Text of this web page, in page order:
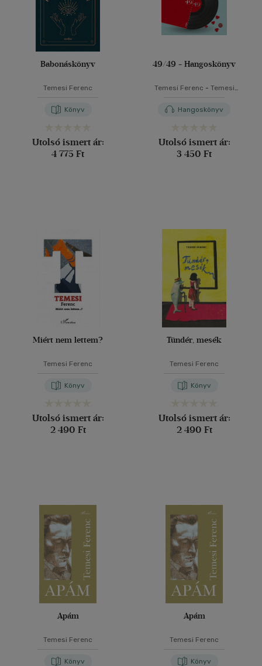
Babonáskönyv
Temesi Ferenc
Könyv
Utolsó ismert ár:
4 775 Ft
49/49 - Hangoskönyv
Temesi Ferenc - Temesi
Hangoskönyv
Utolsó ismert ár:
3 450 Ft
Miért nem lettem?
Temesi Ferenc
Könyv
Utolsó ismert ár:
2 490 Ft
Tündér, mesék
Temesi Ferenc
Könyv
Utolsó ismert ár:
2 490 Ft
Apám
Temesi Ferenc
Könyv
Apám
Temesi Ferenc
Könyv